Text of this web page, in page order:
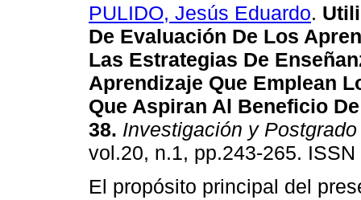
PULIDO, Jesús Eduardo.
De Evaluación De Los
Las Estrategias De
Aprendizaje Que Emplean
Que Aspiran Al Beneficio
38. Investigación y Postgrado
vol.20, n.1, pp.243-265.
El propósito principal del